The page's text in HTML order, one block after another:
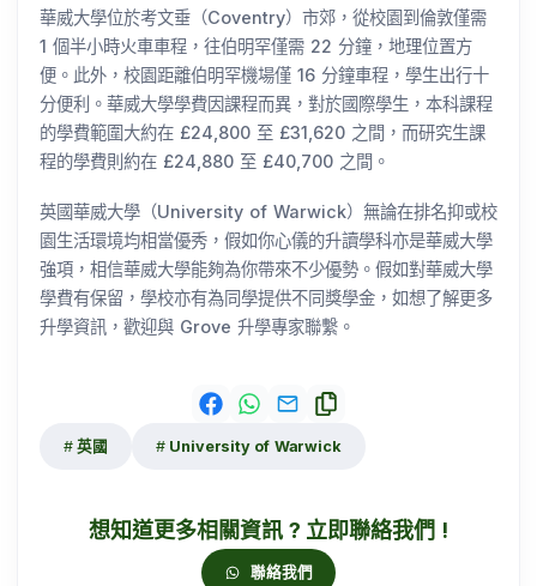
華威大學位於考文垂（Coventry）市郊，從校園到倫敦僅需
1 個半小時火車車程，往伯明罕僅需 22 分鐘，地理位置方
便。此外，校園距離伯明罕機場僅 16 分鐘車程，學生出行十
分便利。華威大學學費因課程而異，對於國際學生，本科課程
的學費範圍大約在 £24,800 至 £31,620 之間，而研究生課
程的學費則約在 £24,880 至 £40,700 之間。
英國華威大學（University of Warwick）無論在排名抑或校
園生活環境均相當優秀，假如你心儀的升讀學科亦是華威大學
強項，相信華威大學能夠為你帶來不少優勢。假如對華威大學
學費有保留，學校亦有為同學提供不同獎學金，如想了解更多
升學資訊，歡迎與 Grove 升學專家聯繫。
英國 University of Warwick
想知道更多相關資訊 ? 立即聯絡我們 !
聯絡我們